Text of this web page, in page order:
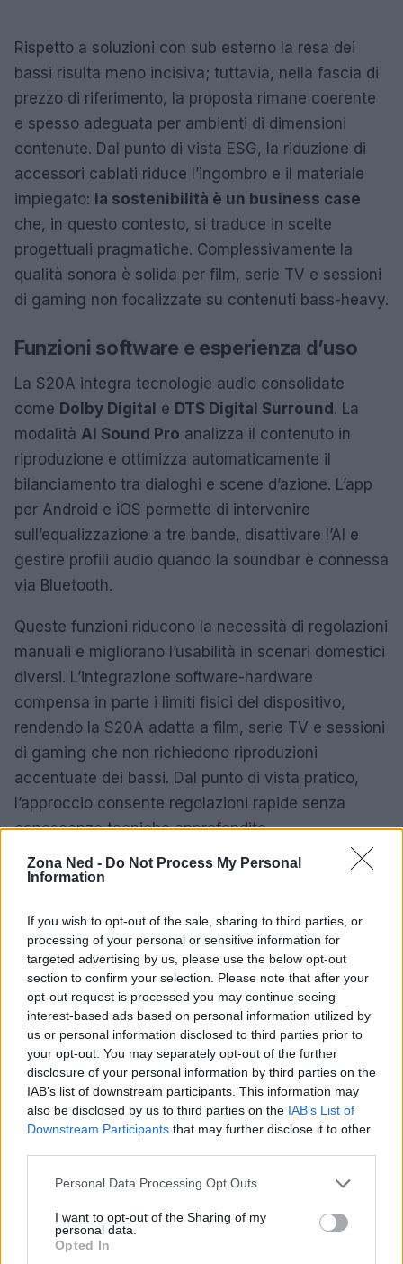
Zona Ned - Do Not Process My Personal
Information
If you wish to opt-out of the sale, sharing to third parties, or
processing of your personal or sensitive information for
targeted advertising by us, please use the below opt-out
section to confirm your selection. Please note that after your
opt-out request is processed you may continue seeing
interest-based ads based on personal information utilized by
us or personal information disclosed to third parties prior to
your opt-out. You may separately opt-out of the further
disclosure of your personal information by third parties on the
IAB’s list of downstream participants. This information may
also be disclosed by us to third parties on the IAB’s List of
Downstream Participants that may further disclose it to other
Please note that this website/app uses one or more Google
not limited to your visit or usage behaviour. You may click to
grant or deny consent to Google and its third-party tags to
use your data for below specified purposes in below Google
Personal Data Processing Opt Outs
I want to opt-out of the Sharing of my
personal data.
Opted In
Rispetto a soluzioni con sub esterno la resa dei
bassi risulta meno incisiva; tuttavia, nella fascia di
prezzo di riferimento, la proposta rimane coerente
e spesso adeguata per ambienti di dimensioni
contenute. Dal punto di vista ESG, la riduzione di
accessori cablati riduce l’ingombro e il materiale
impiegato: la sostenibilità è un business case
che, in questo contesto, si traduce in scelte
progettuali pragmatiche. Complessivamente la
qualità sonora è solida per film, serie TV e sessioni
di gaming non focalizzate su contenuti bass-heavy.
Funzioni software e esperienza d’uso
La S20A integra tecnologie audio consolidate
come Dolby Digital e DTS Digital Surround. La
modalità AI Sound Pro analizza il contenuto in
riproduzione e ottimizza automaticamente il
bilanciamento tra dialoghi e scene d’azione. L’app
per Android e iOS permette di intervenire
sull’equalizzazione a tre bande, disattivare l’AI e
gestire profili audio quando la soundbar è connessa
via Bluetooth.
Queste funzioni riducono la necessità di regolazioni
manuali e migliorano l’usabilità in scenari domestici
diversi. L’integrazione software-hardware
compensa in parte i limiti fisici del dispositivo,
rendendo la S20A adatta a film, serie TV e sessioni
di gaming che non richiedono riproduzioni
accentuate dei bassi. Dal punto di vista pratico,
l’approccio consente regolazioni rapide senza
conoscenze tecniche approfondite.
Valutazione finale e consigli per
La S20A si rivolge a chi cerca una soluzione
compatta, facile da usare e orientata alla chiarezza
dei dialoghi. Le aziende leader del settore hanno
adottato soluzioni simili per offrire funzioni
intelligenti che migliorano la fruizione multimediale
senza interventi complessi. La soundbar è meno
indicata per chi desidera risposta in basso molto
profonda o per utilizzi professionali di ascolto. Per
gli utenti domestici che privilegiano praticità e
una scelta coerente e flessibile.
Valutazione finale